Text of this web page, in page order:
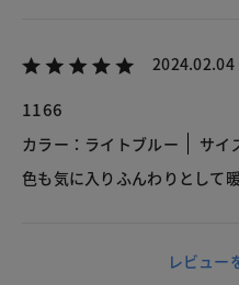
2024.02.04
1166
カラー：ライトブルー
サイ
色も気に入りふんわりとして
レビュー